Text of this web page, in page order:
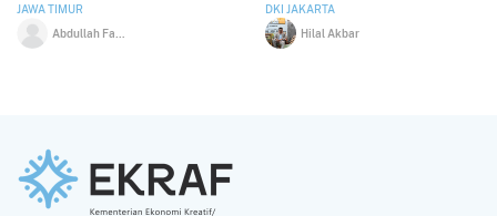
Compliance
JAWA TIMUR
DKI JAKARTA
Hilal Akbar